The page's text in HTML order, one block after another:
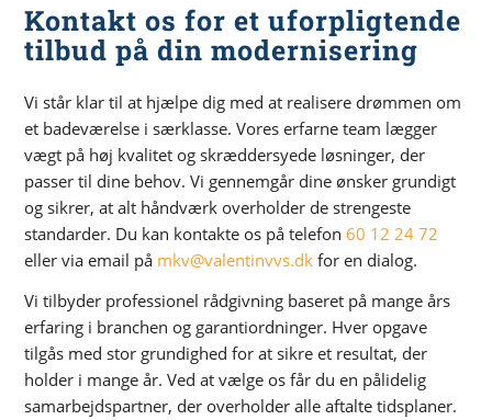
Kontakt os for et uforpligtende
tilbud på din modernisering
Vi står klar til at hjælpe dig med at realisere drømmen om
et badeværelse i særklasse. Vores erfarne team lægger
vægt på høj kvalitet og skræddersyede løsninger, der
passer til dine behov. Vi gennemgår dine ønsker grundigt
og sikrer, at alt håndværk overholder de strengeste
standarder. Du kan kontakte os på telefon60 12 24 72
eller via email på mkv@valentinvvs.dk for en dialog.
Vi tilbyder professionel rådgivning baseret på mange års
erfaring i branchen og garantiordninger. Hver opgave
tilgås med stor grundighed for at sikre et resultat, der
holder i mange år. Ved at vælge os får du en pålidelig
samarbejdspartner, der overholder alle aftalte tidsplaner.